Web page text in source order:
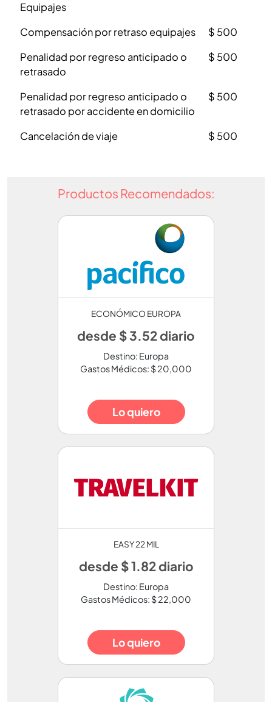
Equipajes
Compensación por retraso equipajes
$ 500
Penalidad por regreso anticipado o
retrasado
$ 500
Penalidad por regreso anticipado o
retrasado por accidente en domicilio
$ 500
Cancelación de viaje $ 500
Productos Recomendados:
ECONÓMICO EUROPA
desde $ 3.52 diario
Destino: Europa
Gastos Médicos: $ 20,000
Lo quiero
EASY 22 MIL
desde $ 1.82 diario
Destino: Europa
Gastos Médicos: $ 22,000
Lo quiero